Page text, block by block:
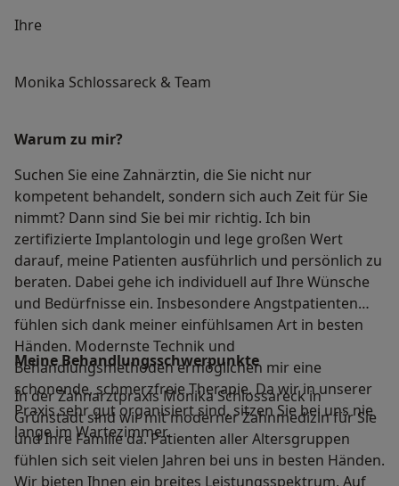
Ihre
Monika Schlossareck & Team
Warum zu mir?
Suchen Sie eine Zahnärztin, die Sie nicht nur
kompetent behandelt, sondern sich auch Zeit für Sie
nimmt? Dann sind Sie bei mir richtig. Ich bin
zertifizierte Implantologin und lege großen Wert
darauf, meine Patienten ausführlich und persönlich zu
beraten. Dabei gehe ich individuell auf Ihre Wünsche
und Bedürfnisse ein. Insbesondere Angstpatienten
fühlen sich dank meiner einfühlsamen Art in besten
Händen. Modernste Technik und
Behandlungsmethoden ermöglichen mir eine
schonende, schmerzfreie Therapie. Da wir in unserer
Praxis sehr gut organisiert sind, sitzen Sie bei uns nie
lange im Wartezimmer.
Meine Behandlungs­schwerpunkte
In der Zahnarztpraxis Monika Schlossareck in
Grünstadt sind wir mit moderner Zahnmedizin für Sie
und Ihre Familie da. Patienten aller Altersgruppen
fühlen sich seit vielen Jahren bei uns in besten Händen.
Wir bieten Ihnen ein breites Leistungsspektrum. Auf